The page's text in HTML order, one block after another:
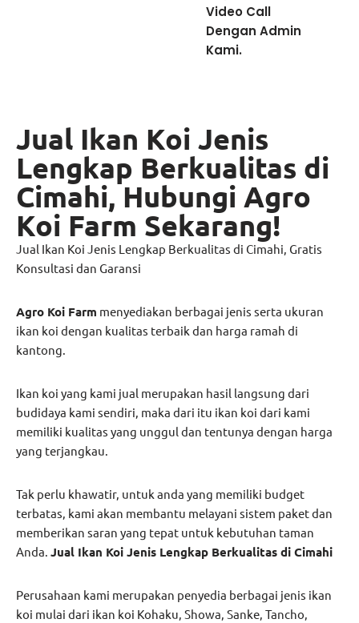
Video Call
Dengan Admin
Kami.
Jual Ikan Koi Jenis
Lengkap Berkualitas di
Cimahi, Hubungi Agro
Koi Farm Sekarang!
Jual Ikan Koi Jenis Lengkap Berkualitas di Cimahi, Gratis
Konsultasi dan Garansi
Agro Koi Farm menyediakan berbagai jenis serta ukuran
ikan koi dengan kualitas terbaik dan harga ramah di
kantong.
Ikan koi yang kami jual merupakan hasil langsung dari
budidaya kami sendiri, maka dari itu ikan koi dari kami
memiliki kualitas yang unggul dan tentunya dengan harga
yang terjangkau.
Tak perlu khawatir, untuk anda yang memiliki budget
terbatas, kami akan membantu melayani sistem paket dan
memberikan saran yang tepat untuk kebutuhan taman
Anda. Jual Ikan Koi Jenis Lengkap Berkualitas di Cimahi
Perusahaan kami merupakan penyedia berbagai jenis ikan
koi mulai dari ikan koi Kohaku, Showa, Sanke, Tancho,